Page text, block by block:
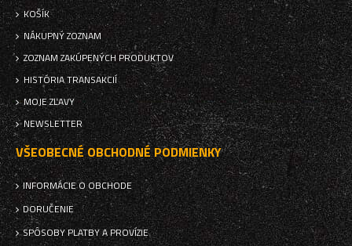
KOŠÍK
NÁKUPNÝ ZOZNAM
ZOZNAM ZAKÚPENÝCH PRODUKTOV
HISTÓRIA TRANSAKCIÍ
MOJE ZĽAVY
NEWSLETTER
VŠEOBECNÉ OBCHODNÉ PODMIENKY
INFORMÁCIE O OBCHODE
DORUČENIE
SPÔSOBY PLATBY A PROVÍZIE